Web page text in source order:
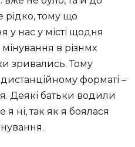
рідко, тому що
у нас у місті щодня
в різнмх
зривались. Тому
форматі –
Деякі батьки водили
я ні, так як я боялася